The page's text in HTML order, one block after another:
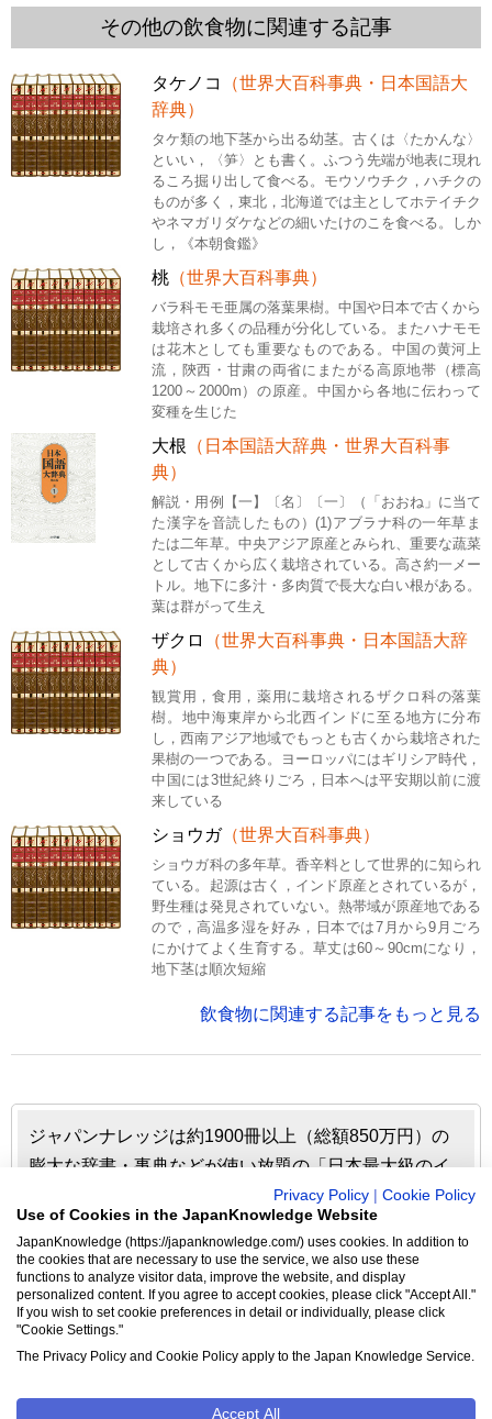
その他の飲食物に関連する記事
タケノコ
（世界大百科事典・日本国語大
辞典）
タケ類の地下茎から出る幼茎。古くは〈たかんな〉
といい，〈笋〉とも書く。ふつう先端が地表に現れ
るころ掘り出して食べる。モウソウチク，ハチクの
ものが多く，東北，北海道では主としてホテイチク
やネマガリダケなどの細いたけのこを食べる。しか
し，《本朝食鑑》
桃 （世界大百科事典）
バラ科モモ亜属の落葉果樹。中国や日本で古くから
栽培され多くの品種が分化している。またハナモモ
は花木としても重要なものである。中国の黄河上
流，陝西・甘粛の両省にまたがる高原地帯（標高
1200～2000m）の原産。中国から各地に伝わって
変種を生じた
大根 （日本国語大辞典・世界大百科事
典）
解説・用例【一】〔名〕〔一〕（「おおね」に当て
た漢字を音読したもの）(1)アブラナ科の一年草ま
たは二年草。中央アジア原産とみられ、重要な蔬菜
として古くから広く栽培されている。高さ約一メー
トル。地下に多汁・多肉質で長大な白い根がある。
葉は群がって生え
ザクロ
（世界大百科事典・日本国語大辞
典）
観賞用，食用，薬用に栽培されるザクロ科の落葉
樹。地中海東岸から北西インドに至る地方に分布
し，西南アジア地域でもっとも古くから栽培された
果樹の一つである。ヨーロッパにはギリシア時代，
中国には3世紀終りごろ，日本へは平安期以前に渡
来している
ショウガ（世界大百科事典）
ショウガ科の多年草。香辛料として世界的に知られ
ている。起源は古く，インド原産とされているが，
野生種は発見されていない。熱帯域が原産地である
ので，高温多湿を好み，日本では7月から9月ごろ
にかけてよく生育する。草丈は60～90cmになり，
地下茎は順次短縮
飲食物に関連する記事をもっと見る
ジャパンナレッジは約1900冊以上（総額850万円）の
膨大な辞書・事典などが使い放題の「日本最大級のイ
ンターネット辞書・事典・叢書サイト」です。日本国
内のみならず、海外の有名大学から図書館まで、多く
の機関で利用されています。
ジャパンナレッジの利用料金や収録辞事典について詳しく
Privacy Policy
Cookie Policy
Use of Cookies in the JapanKnowledge Website
JapanKnowledge (https://japanknowledge.com/) uses cookies. In addition to
the cookies that are necessary to use the service, we also use these
functions to analyze visitor data, improve the website, and display
personalized content. If you agree to accept cookies, please click "Accept All."
If you wish to set cookie preferences in detail or individually, please click
"Cookie Settings."
The Privacy Policy and Cookie Policy apply to the Japan Knowledge Service.
Accept All